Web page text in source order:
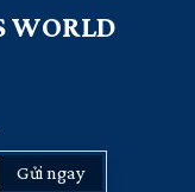
WORLD
Gửi ngay